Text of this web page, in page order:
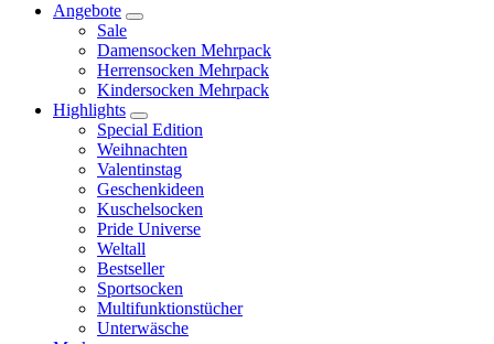
Angebote
Sale
Damensocken Mehrpack
Herrensocken Mehrpack
Kindersocken Mehrpack
Highlights
Special Edition
Weihnachten
Valentinstag
Geschenkideen
Kuschelsocken
Pride Universe
Weltall
Bestseller
Sportsocken
Multifunktionstücher
Unterwäsche